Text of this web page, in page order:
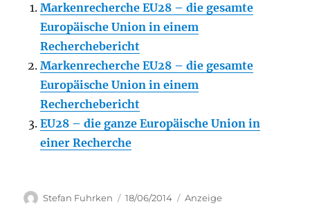
Markenrecherche EU28 – die gesamte
Europäische Union in einem
Recherchebericht
Markenrecherche EU28 – die gesamte
Europäische Union in einem
Recherchebericht
EU28 – die ganze Europäische Union in
einer Recherche
Author
Stefan Fuhrken
Posted
18/06/2014 Categories
Anzeige